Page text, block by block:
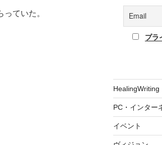
ていた。
プラ
HealingWriting
PC・インター
イベント